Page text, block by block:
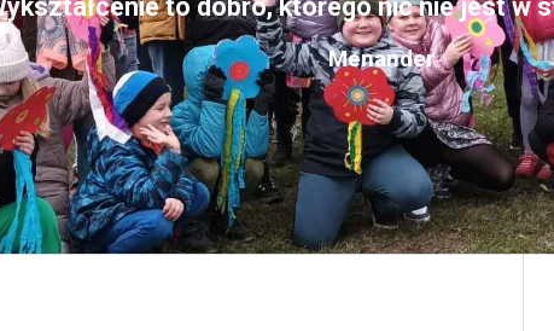
to dobro, którego nic nie jest w
Menander